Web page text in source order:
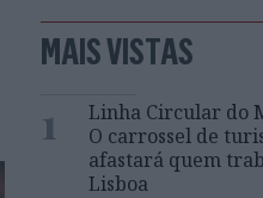
MAIS VISTAS
1
Linha Circular do
O carrossel de
afastará quem
Lisboa